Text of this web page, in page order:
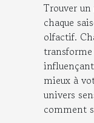
Trouver
chaque
olfactif.
transforme
mieux à
univers
comment